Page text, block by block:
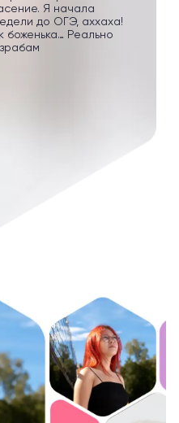
Я начала
до ОГЭ, аххаха!
боженька… Реально